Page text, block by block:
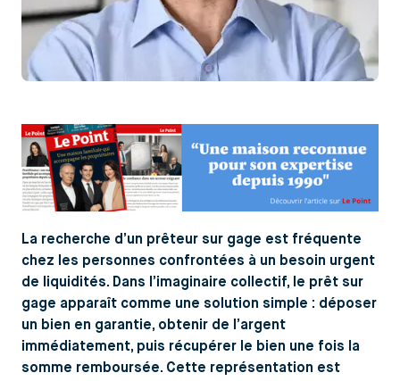
La recherche d’un prêteur sur gage est fréquente
chez les personnes confrontées à un besoin urgent
de liquidités. Dans l’imaginaire collectif, le prêt sur
gage apparaît comme une solution simple : déposer
un bien en garantie, obtenir de l’argent
immédiatement, puis récupérer le bien une fois la
somme remboursée. Cette représentation est